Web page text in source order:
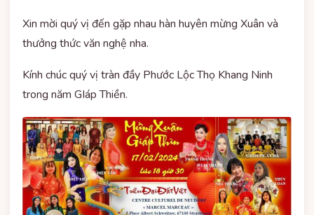
Xin mời quý vị đến gặp nhau hàn huyên mừng Xuân và
thưởng thức văn nghệ nha.
Kính chúc quý vị tràn đầy Phước Lộc Thọ Khang Ninh
trong năm GIáp Thiền.